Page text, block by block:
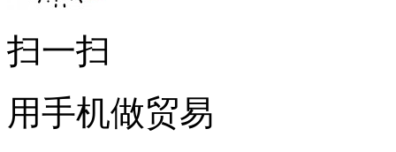
扫一扫
用手机做贸易